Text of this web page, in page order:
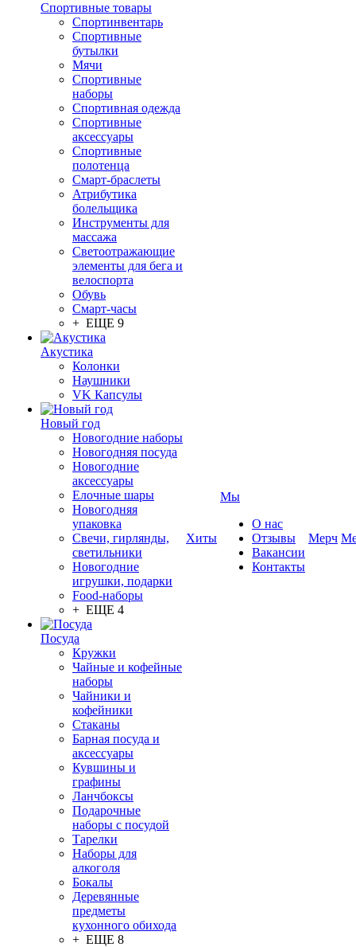
Спортивные товары
Спортинвентарь
Спортивные
бутылки
Мячи
Спортивные
наборы
Спортивная одежда
Спортивные
аксессуары
Спортивные
полотенца
Смарт-браслеты
Атрибутика
болельщика
Инструменты для
массажа
Светоотражающие
элементы для бега и
велоспорта
Обувь
Смарт-часы
+ ЕЩЕ 9
Акустика
Колонки
Наушники
VK Капсулы
Новый год
Новогодние наборы
Новогодняя посуда
Новогодние
аксессуары
Елочные шары
Новогодняя
упаковка
Свечи, гирлянды,
светильники
Новогодние
игрушки, подарки
Food-наборы
+ ЕЩЕ 4
Посуда
Кружки
Чайные и кофейные
наборы
Чайники и
кофейники
Стаканы
Барная посуда и
аксессуары
Кувшины и
графины
Ланчбоксы
Подарочные
наборы с посудой
Тарелки
Наборы для
алкоголя
Бокалы
Деревянные
предметы
кухонного обихода
+ ЕЩЕ 8
Хиты
Мы
О нас
Отзывы
Вакансии
Контакты
Мерч